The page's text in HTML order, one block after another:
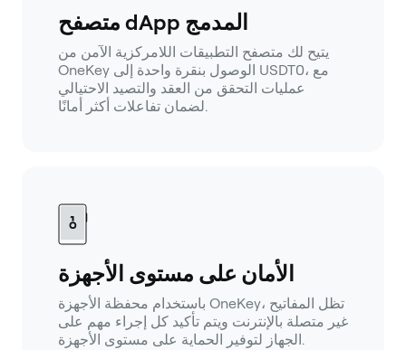
متصفح dApp المدمج
يتيح لك متصفح التطبيقات اللامركزية الآمن من
OneKey الوصول بنقرة واحدة إلى USDT0، مع
عمليات التحقق من العقد والتصيد الاحتيالي
لضمان تفاعلات أكثر أمانًا.
الأمان على مستوى الأجهزة
باستخدام محفظة الأجهزة OneKey، تظل المفاتيح
غير متصلة بالإنترنت ويتم تأكيد كل إجراء مهم على
الجهاز لتوفير الحماية على مستوى الأجهزة.